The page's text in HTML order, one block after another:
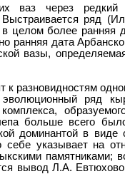
ваз через редкий
ряд
целом более ранняя
ранняя дата
вазы,
к разновидностям
ряд
больше всего
доминантой в виде
указывает на
памятниками;
вывод Л.А.